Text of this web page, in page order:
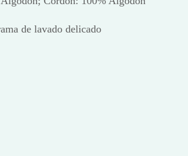
de lavado delicado